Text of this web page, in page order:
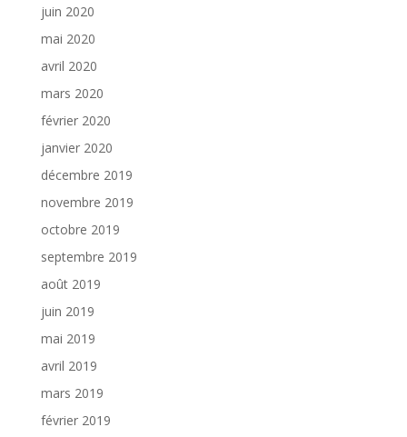
juin 2020
mai 2020
avril 2020
mars 2020
février 2020
janvier 2020
décembre 2019
novembre 2019
octobre 2019
septembre 2019
août 2019
juin 2019
mai 2019
avril 2019
mars 2019
février 2019